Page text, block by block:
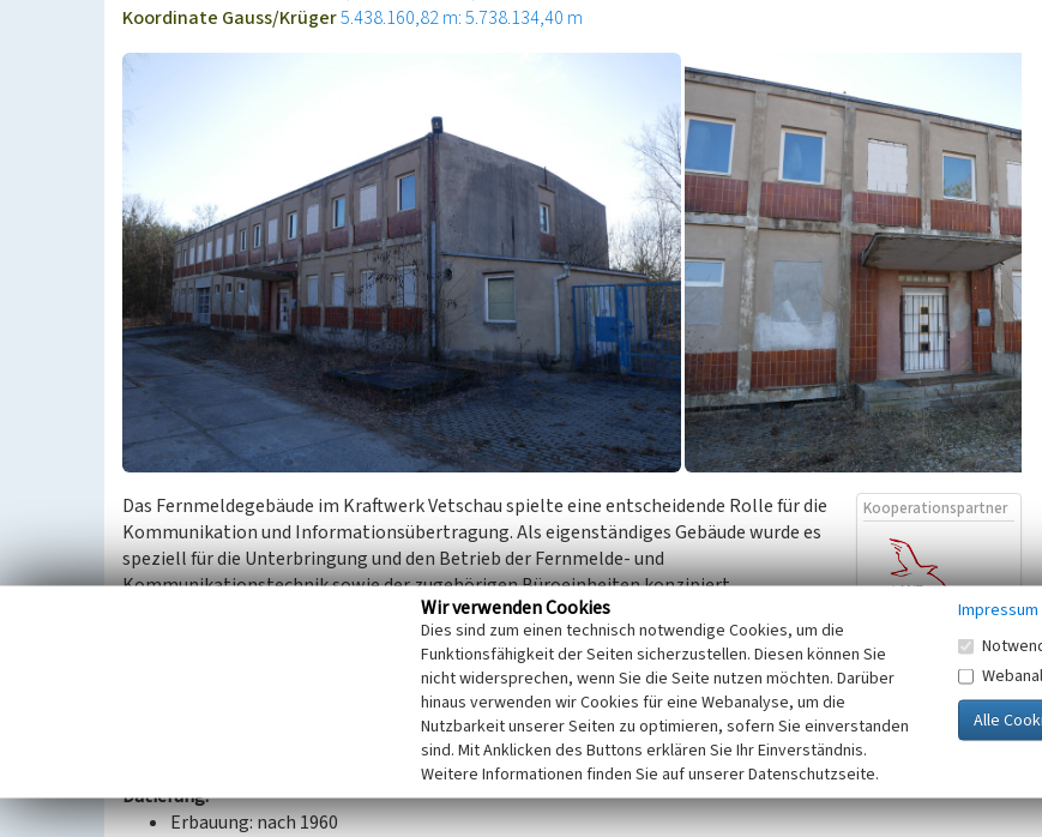
Koordinate Gauss/Krüger5.438.160,82 m: 5.738.134,40 m
Kooperationspartner
Das Fernmeldegebäude im Kraftwerk Vetschau spielte eine entscheidende Rolle für die
Kommunikation und Informationsübertragung. Als eigenständiges Gebäude wurde es
speziell für die Unterbringung und den Betrieb der Fernmelde- und
Kommunikationstechnik sowie der zugehörigen Büroeinheiten konzipiert.
Das Fernmeldegebäude wurde vermutlich in den 1960er oder 1970er Jahren errichtet
und ist heute noch erhalten. Es handelt sich um einen zweigeschossigen Bau mit
sichtbarer Tragstruktur. Die Sockelzone und die Brüstungsfelder sind mit roten,
aufgestellten Riemchen verkleidet, die Zwischenräume sind verputzt. Das Gebäude
wurde nach Aufgabe der Fernmeldetechnik in den 1990er Jahren saniert, über die heutige Nutzung ist nichts
Datierung:
Erbauung: nach 1960
Wir verwenden Cookies
Dies sind zum einen technisch notwendige Cookies, um die
Funktionsfähigkeit der Seiten sicherzustellen. Diesen können Sie
nicht widersprechen, wenn Sie die Seite nutzen möchten. Darüber
hinaus verwenden wir Cookies für eine Webanalyse, um die
Nutzbarkeit unserer Seiten zu optimieren, sofern Sie einverstanden
sind. Mit Anklicken des Buttons erklären Sie Ihr Einverständnis.
Weitere Informationen finden Sie auf unserer Datenschutzseite.
Impressum